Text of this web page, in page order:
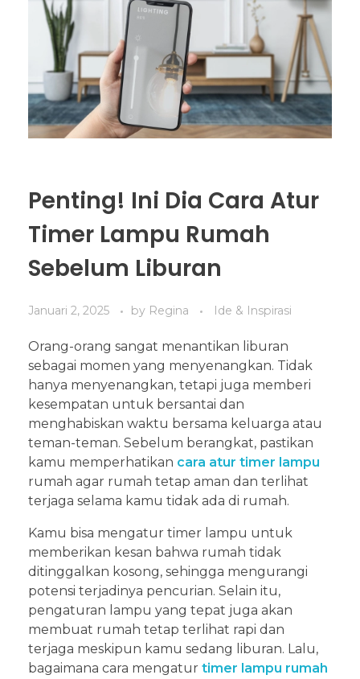
Penting! Ini Dia Cara Atur
Timer Lampu Rumah
Sebelum Liburan
Januari 2, 2025 by Regina Ide & Inspirasi
Orang-orang sangat menantikan liburan
sebagai momen yang menyenangkan. Tidak
hanya menyenangkan, tetapi juga memberi
kesempatan untuk bersantai dan
menghabiskan waktu bersama keluarga atau
teman-teman. Sebelum berangkat, pastikan
kamu memperhatikan cara atur timer lampu
rumah agar rumah tetap aman dan terlihat
terjaga selama kamu tidak ada di rumah.
Kamu bisa mengatur timer lampu untuk
memberikan kesan bahwa rumah tidak
ditinggalkan kosong, sehingga mengurangi
potensi terjadinya pencurian. Selain itu,
pengaturan lampu yang tepat juga akan
membuat rumah tetap terlihat rapi dan
terjaga meskipun kamu sedang liburan. Lalu,
bagaimana cara mengatur timer lampu rumah